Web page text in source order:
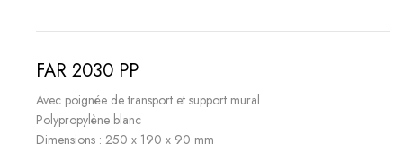
FAR 2030 PP
Avec poignée de transport et support mural
Polypropylène blanc
Dimensions : 250 x 190 x 90 mm